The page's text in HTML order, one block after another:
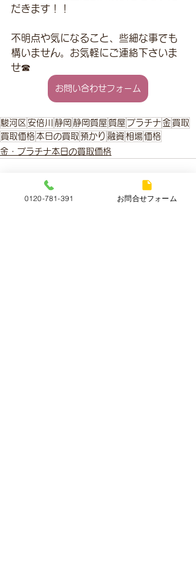
だきます！！
不明点や気になること、些細な事でも
構いません。お気軽にご連絡下さいま
せ☎
お問い合わせフォーム
駿河区 安倍川 静岡 静岡質屋 質屋 プラチナ 金 買取
買取価格 本日の買取 預かり 融資相場 価格
金・プラチナ本日の買取価格
0120-781-391 お問合せフォーム